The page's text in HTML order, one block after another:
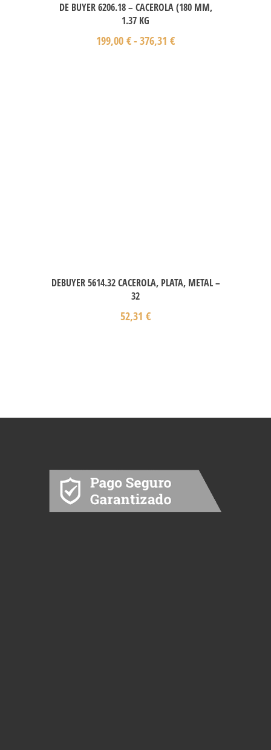
DE BUYER 6206.18 – CACEROLA (180 MM,
1.37 KG
199,00 €- 376,31 €
DEBUYER 5614.32 CACEROLA, PLATA, METAL –
32
52,31 €